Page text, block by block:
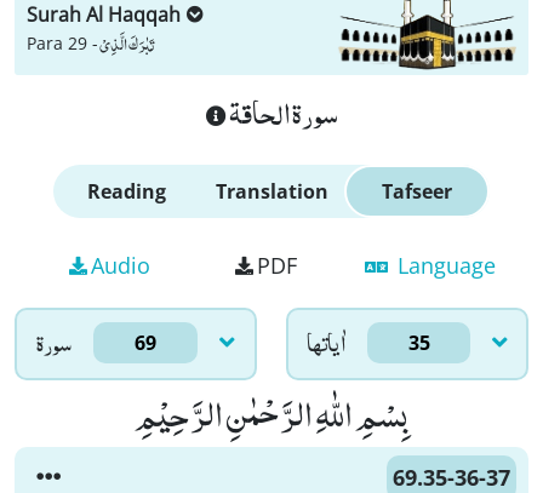
Surah Al Haqqah
Para 29 -تَبٰرَكَ الَّذِیْ
سورة الحاقة
Reading Translation Tafseer
Audio PDF Language
سورۃ 69 اٰياتها 35
بِسْمِ اللّٰهِ الرَّحْمٰنِ الرَّحِیْمِ
69.35-36-37